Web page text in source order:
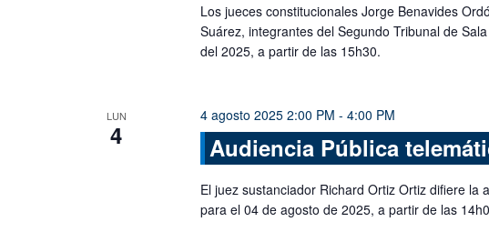
Los jueces constitucionales Jorge Benavides
Suárez, integrantes del Segundo Tribunal de
del 2025, a partir de las 15h30.
LUN
4
4 agosto 2025 2:00 PM - 4:00 PM
Audiencia Pública
El juez sustanciador Richard Ortiz Ortiz difiere la
para el 04 de agosto de 2025, a partir de las